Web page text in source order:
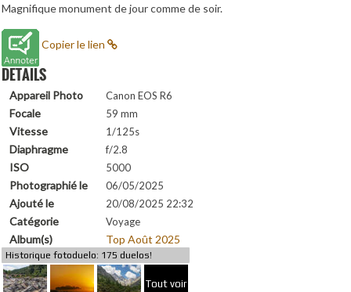
Magnifique monument de jour comme de soir.
Copier le lien
DETAILS
Appareil Photo Canon EOS R6
Focale 59 mm
Vitesse 1/125s
Diaphragme f/2.8
ISO 5000
Photographié le 06/05/2025
Ajouté le 20/08/2025 22:32
Catégorie Voyage
Album(s) Top Août 2025
Historique fotoduelo: 175 duelos!
Tout voir